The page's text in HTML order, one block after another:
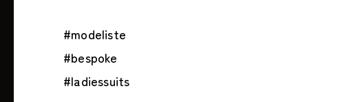
#modeliste
#bespoke
#ladiessuits